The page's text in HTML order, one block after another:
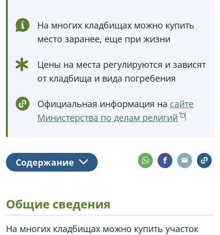
На многих кладбищах можно купить
место заранее, еще при жизни
Цены на места регулируются и зависят
от кладбища и вида погребения
Официальная информация на сайте
Министерства по делам религий
Содержание
Общие сведения
На многих кладбищах можно купить участок